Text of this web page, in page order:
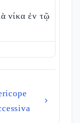
νίκα ἐν τῷ